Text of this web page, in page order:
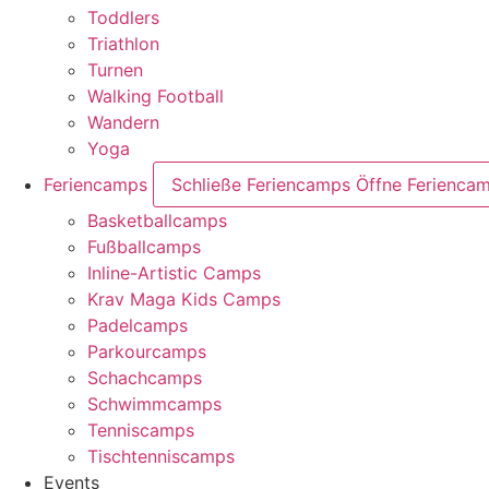
Toddlers
Triathlon
Turnen
Walking Football
Wandern
Yoga
Feriencamps
Schließe Feriencamps Öffne
Basketballcamps
Fußballcamps
Inline-Artistic Camps
Krav Maga Kids Camps
Padelcamps
Parkourcamps
Schachcamps
Schwimmcamps
Tenniscamps
Tischtenniscamps
Events